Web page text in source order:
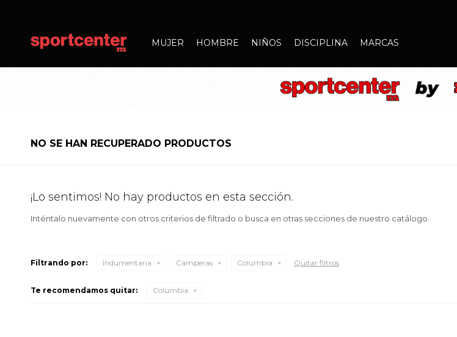
MUJER HOMBRE NIÑOS DISCIPLINA MARCAS
NO SE HAN RECUPERADO PRODUCTOS
¡Lo sentimos! No hay productos en esta sección.
Inténtalo nuevamente con otros criterios de filtrado o busca en otras secciones de nuestro catálogo.
Filtrando por: Indumentaria Camperas Columbia Quitar filtros
Te recomendamos quitar: Columbia